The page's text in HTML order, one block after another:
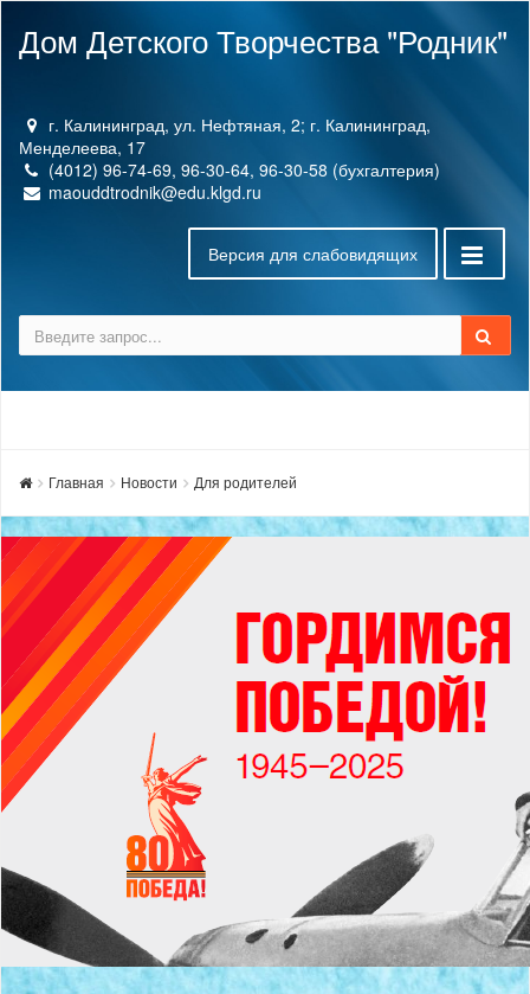
Дом Детского Творчества "Родник"
г. Калининград, ул. Нефтяная, 2; г. Калининград,
Менделеева, 17
(4012) 96-74-69, 96-30-64, 96-30-58 (бухгалтерия)
maouddtrodnik@edu.klgd.ru
Версия для слабовидящих
Главная Новости Для родителей